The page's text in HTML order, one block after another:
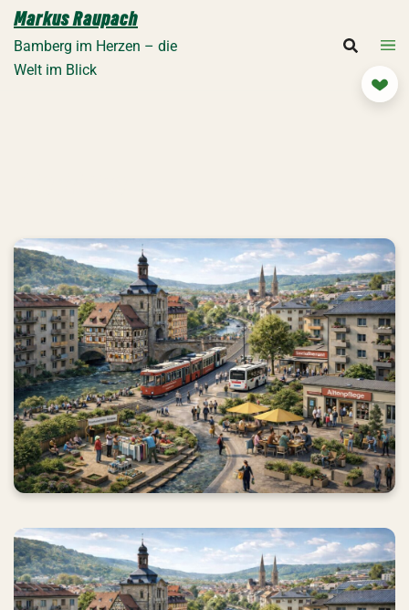
Zum
Inhalt
Markus Raupach
Bamberg im Herzen – die
Welt im Blick